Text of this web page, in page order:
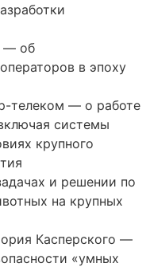
— об
в эпоху
телеком — о работе
системы
крупного
и решении по
на крупных
Касперского —
«умных